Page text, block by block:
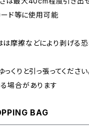
ード等に使用可能
摩擦などにより剥げる恐
くりと引っ張ってください
場合があります
BAG